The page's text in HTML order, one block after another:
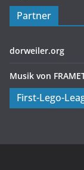
Partner
dorweiler.org
Musik von
First-Lego-